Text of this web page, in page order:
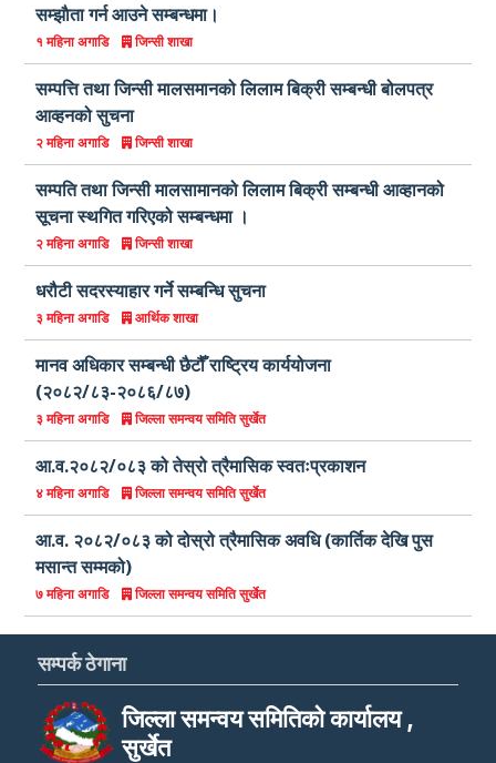
सम्झाैता गर्न आउने सम्बन्धमा।
१ महिना अगाडि जिन्सी शाखा
सम्पत्ति तथा जिन्सी मालसमानको लिलाम बिक्री सम्बन्धी बोलपत्र
आव्हनको सुचना
२ महिना अगाडि जिन्सी शाखा
सम्पति तथा जिन्सी मालसामानको लिलाम बिक्री सम्बन्धी आव्हानको
सूचना स्थगित गरिएको सम्बन्धमा ।
२ महिना अगाडि जिन्सी शाखा
धरौटी सदरस्याहार गर्ने सम्बन्धि सुचना
३ महिना अगाडि आर्थिक शाखा
मानव अधिकार सम्बन्धी छैटौँ राष्ट्रिय कार्ययोजना
(२०८२/८३-२०८६/८७)
३ महिना अगाडि जिल्ला समन्वय समिति सुर्खेत
आ.व.२०८२/०८३ को तेस्रो त्रैमासिक स्वतःप्रकाशन
४ महिना अगाडि जिल्ला समन्वय समिति सुर्खेत
आ.व. २०८२/०८३ को दोस्रो त्रैमासिक अवधि (कार्तिक देखि पुस
मसान्त सम्मको)
७ महिना अगाडि जिल्ला समन्वय समिति सुर्खेत
सम्पर्क ठेगाना
जिल्ला समन्वय समितिको कार्यालय ,
सुर्खेत